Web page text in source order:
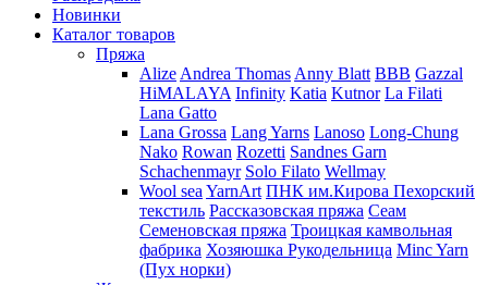
Новинки
Каталог товаров
Пряжа
Alize Andrea Thomas Anny Blatt BBB Gazzal
HiMALAYA Infinity Katia Kutnor La Filati
Lana Gatto
Lana Grossa Lang Yarns Lanoso Long-Chung
Nako Rowan Rozetti Sandnes Garn
Schachenmayr Solo Filato Wellmay
Wool sea YarnArt ПНК им.Кирова Пехорский
текстиль Рассказовская пряжа Сеам
Семеновская пряжа Троицкая камвольная
фабрика Хозяюшка Рукодельница Minc Yarn
(Пух норки)